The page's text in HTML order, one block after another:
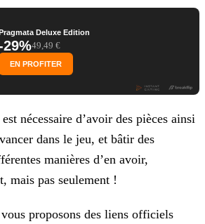
Pragmata Deluxe Edition
29%49,49 €
EN PROFITER
nécessaire d’avoir des pièces ainsi
dans le jeu, et bâtir des
manières d’en avoir,
mais pas seulement !
proposons des liens officiels